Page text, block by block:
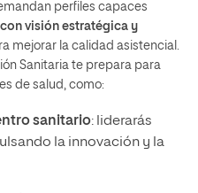
perfiles capaces
visión estratégica y
mejorar la calidad asistencial.
Sanitaria te prepara para
de salud, como:
sanitario: liderarás
la innovación y la